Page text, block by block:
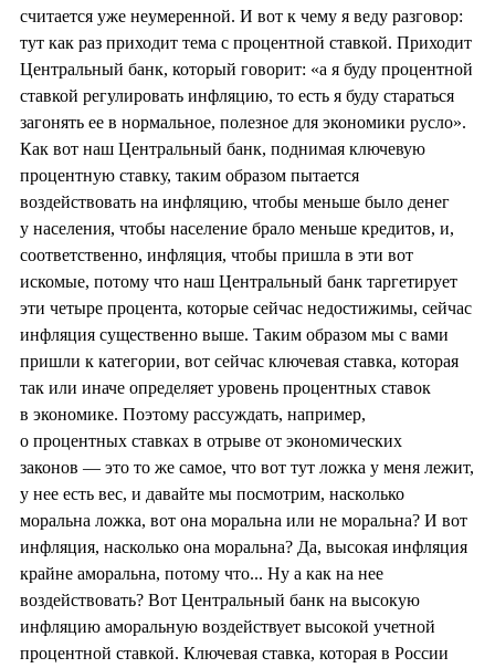
считается уже неумеренной. И вот к чему я веду разговор:
тут как раз приходит тема с процентной ставкой. Приходит
Центральный банк, который говорит: «а я буду процентной
ставкой регулировать инфляцию, то есть я буду стараться
загонять ее в нормальное, полезное для экономики русло».
Как вот наш Центральный банк, поднимая ключевую
процентную ставку, таким образом пытается
воздействовать на инфляцию, чтобы меньше было денег
у населения, чтобы население брало меньше кредитов, и,
соответственно, инфляция, чтобы пришла в эти вот
искомые, потому что наш Центральный банк таргетирует
эти четыре процента, которые сейчас недостижимы, сейчас
инфляция существенно выше. Таким образом мы с вами
пришли к категории, вот сейчас ключевая ставка, которая
так или иначе определяет уровень процентных ставок
в экономике. Поэтому рассуждать, например,
о процентных ставках в отрыве от экономических
законов — это то же самое, что вот тут ложка у меня лежит,
у нее есть вес, и давайте мы посмотрим, насколько
моральна ложка, вот она моральна или не моральна? И вот
инфляция, насколько она моральна? Да, высокая инфляция
крайне аморальна, потому что... Ну а как на нее
воздействовать? Вот Центральный банк на высокую
инфляцию аморальную воздействует высокой учетной
процентной ставкой. Ключевая ставка, которая в России